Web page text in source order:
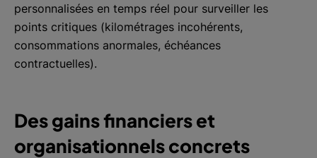
personnalisées en temps réel pour surveiller les
points critiques (kilométrages incohérents,
consommations anormales, échéances
contractuelles).
Des gains financiers et
organisationnels concrets